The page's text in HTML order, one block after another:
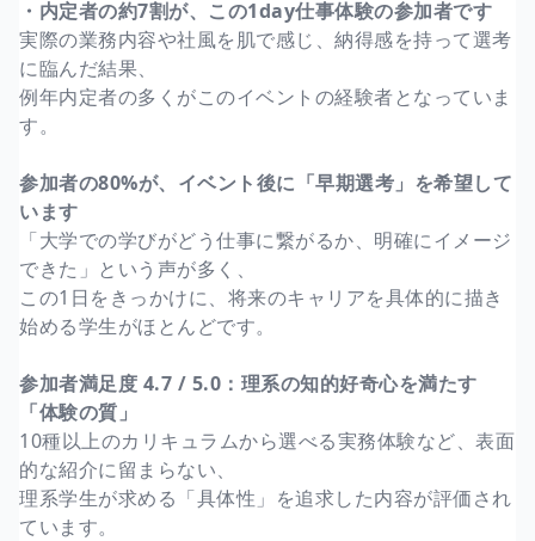
・内定者の約7割が、この1day仕事体験の参加者です
実際の業務内容や社風を肌で感じ、納得感を持って選考
に臨んだ結果、
例年内定者の多くがこのイベントの経験者となっていま
す。
参加者の80%が、イベント後に「早期選考」を希望して
います
「大学での学びがどう仕事に繋がるか、明確にイメージ
できた」という声が多く、
この1日をきっかけに、将来のキャリアを具体的に描き
始める学生がほとんどです。
参加者満足度 4.7 / 5.0：理系の知的好奇心を満たす
「体験の質」
10種以上のカリキュラムから選べる実務体験など、表面
的な紹介に留まらない、
理系学生が求める「具体性」を追求した内容が評価され
ています。